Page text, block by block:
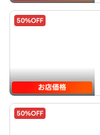
50%OFF
お店価格
50%OFF